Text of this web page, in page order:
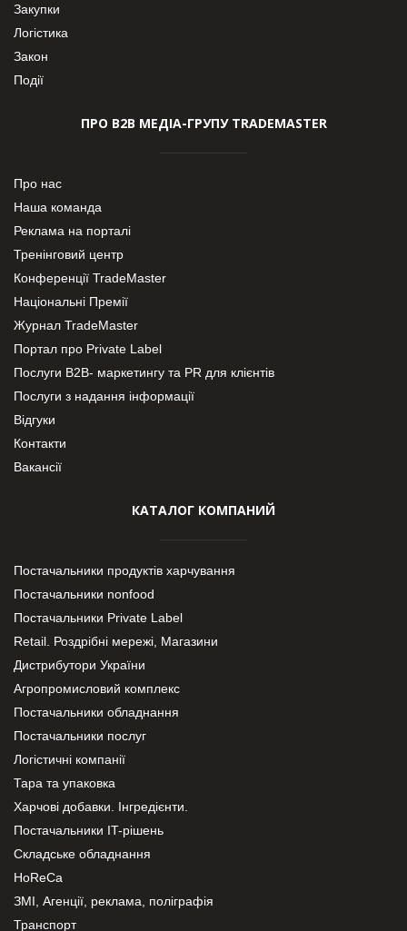
Закупки
Логістика
Закон
Події
ПРО В2В МЕДІА-ГРУПУ TRADEMASTER
Про нас
Наша команда
Реклама на порталі
Тренінговий центр
Конференції TradeMaster
Національні Премії
Журнал TradeMaster
Портал про Private Label
Послуги В2В- маркетингу та PR для клієнтів
Послуги з надання інформації
Відгуки
Контакти
Вакансії
КАТАЛОГ КОМПАНИЙ
Постачальники продуктів харчування
Постачальники nonfood
Постачальники Private Label
Retail. Роздрібні мережі, Магазини
Дистрибутори України
Агропромисловий комплекс
Постачальники обладнання
Постачальники послуг
Логістичні компанії
Тара та упаковка
Харчові добавки. Інгредієнти.
Постачальники IT-рішень
Складське обладнання
HoReCa
ЗМІ, Агенції, реклама, поліграфія
Транспорт